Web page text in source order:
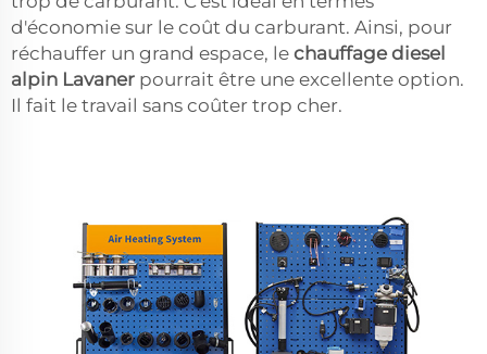
d'économie sur le coût du carburant. Ainsi, pour
réchauffer un grand espace, le chauffage diesel
alpin Lavaner pourrait être une excellente option.
Il fait le travail sans coûter trop cher.